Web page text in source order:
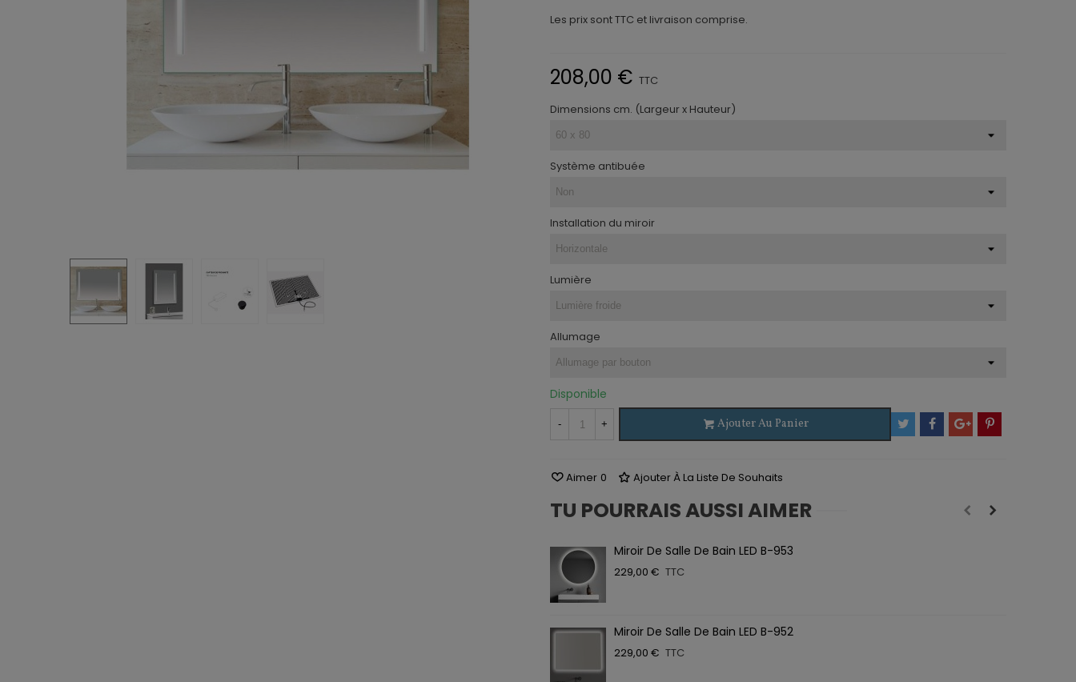
Les prix sont TTC et livraison comprise.
208,00 € TTC
Dimensions cm. (Largeur x Hauteur)
Système antibuée
Installation du miroir
Lumière
Allumage
Disponible
- + Ajouter Au Panier
Aimer 0 Ajouter À La Liste De Souhaits
TU POURRAIS AUSSI AIMER
Miroir De Salle De Bain LED B-953
229,00 € TTC
Miroir De Salle De Bain LED B-952
229,00 € TTC